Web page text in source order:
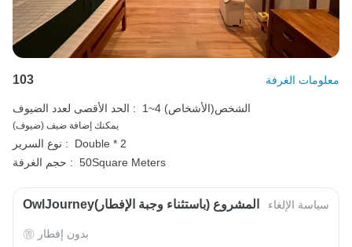
103 معلومات الغرفة
الحد الأقصى لعدد الضيوف : 1~4 الشخص(الأشخاص)
يمكنك إضافة ضيف (ضيوف)
نوع السرير :
Double * 2
حجم الغرفة : 50Square Meters
OwlJourneyالمشروع (باستثناء وجبة الإفطار) سياسة الإلغاء
بدون إفطار